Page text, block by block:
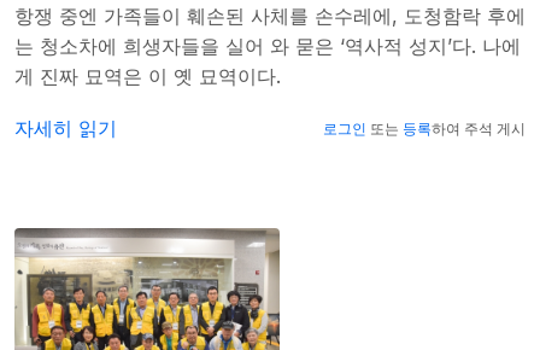
항쟁 중엔 가족들이 훼손된 사체를 손수레에, 도청함락 후에
는 청소차에 희생자들을 실어 와 묻은 ‘역사적 성지’다. 나에
게 진짜 묘역은 이 옛 묘역이다.
5·18 정신을 영원히 기억하기 위한 오늘의 투쟁 (2020년-40
자세히 읽기 로그인 또는 등록하여 주석 게시